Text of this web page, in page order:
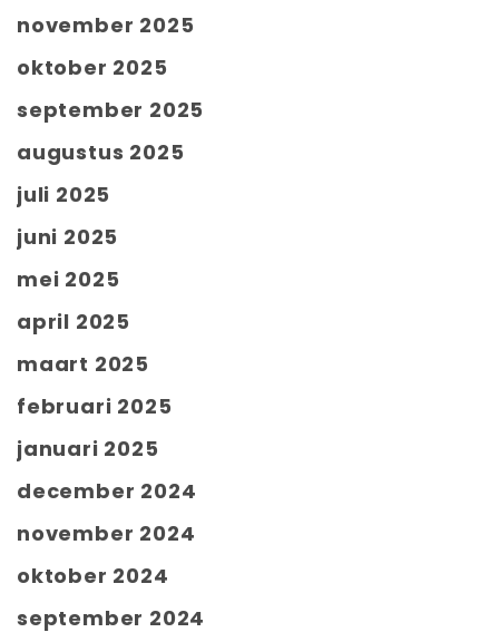
november 2025
oktober 2025
september 2025
augustus 2025
juli 2025
juni 2025
mei 2025
april 2025
maart 2025
februari 2025
januari 2025
december 2024
november 2024
oktober 2024
september 2024